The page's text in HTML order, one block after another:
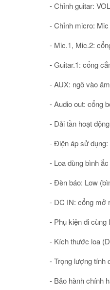
- Chỉnh guitar:
- Chỉnh micro:
- Mic.1, Mic.2:
- Guitar.1: cổng
- AUX: ngõ vào
- Audio out: cổng
- Dải tần hoạt
- Điện áp sử dụng:
- Loa dùng bình
- Đèn báo: Low
- DC IN: cổng mở
- Phụ kiện đi cùng
- Kích thước loa
- Trọng lượng tính
- Bảo hành chính